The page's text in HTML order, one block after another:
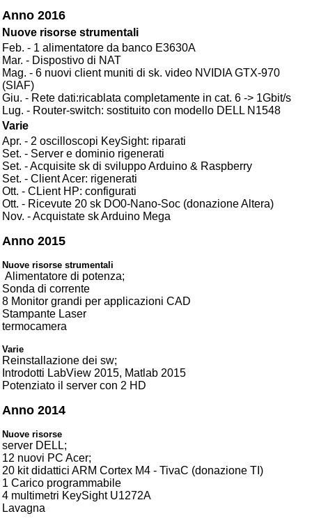
Anno 2016
Nuove risorse strumentali
Feb. - 1 alimentatore da banco E3630A
Mar. - Dispostivo di NAT
Mag. - 6 nuovi client muniti di sk. video NVIDIA GTX-970
(SIAF)
Giu. - Rete dati:ricablata completamente in cat. 6 -> 1Gbit/s
Lug. - Router-switch: sostituito con modello DELL N1548
Varie
Apr. - 2 oscilloscopi KeySight: riparati
Set. - Server e dominio rigenerati
Set. - Acquisite sk di sviluppo Arduino & Raspberry
Set. - Client Acer: rigenerati
Ott. - CLient HP: configurati
Ott. - Ricevute 20 sk DO0-Nano-Soc (donazione Altera)
Nov. - Acquistate sk Arduino Mega
Anno 2015
Nuove risorse strumentali
Alimentatore di potenza;
Sonda di corrente
8 Monitor grandi per applicazioni CAD
Stampante Laser
termocamera
Varie
Reinstallazione dei sw;
Introdotti LabView 2015, Matlab 2015
Potenziato il server con 2 HD
Anno 2014
Nuove risorse
server DELL;
12 nuovi PC Acer;
20 kit didattici ARM Cortex M4 - TivaC (donazione TI)
1 Carico programmabile
4 multimetri KeySight U1272A
Lavagna